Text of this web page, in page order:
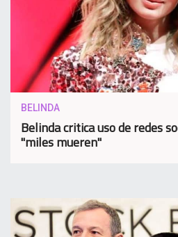
BELINDA
Belinda critica uso de redes
"miles mueren"